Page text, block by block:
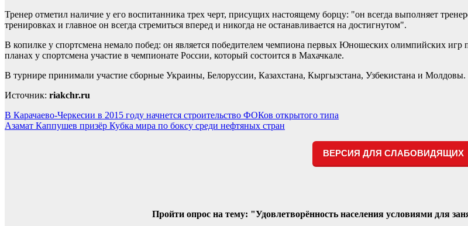
Тренер отметил наличие у его воспитанника трех черт, присущих настоящему борцу: "он всегда выполняет
тренировках и главное он всегда стремиться вперед и никогда не останавливается на достигнутом".
В копилке у спортсмена немало побед: он является победителем чемпиона первых Юношеских олимпийских
планах у спортсмена участие в чемпионате России, который состоится в Махачкале.
В турнире принимали участие сборные Украины, Белоруссии, Казахстана, Кыргызстана, Узбекистана и Молдовы.
Источник: riakchr.ru
Навигация
по
В Карачаево-Черкесии в 2015 году начнется строительство ФОКов открытого типа
Азамат Каппушев призёр Кубка мира по боксу среди нефтяных стран
ВЕРСИЯ ДЛЯ СЛАБОВИДЯЩИХ
Пройти опрос на тему: "Удовлетворённость населения условиями для